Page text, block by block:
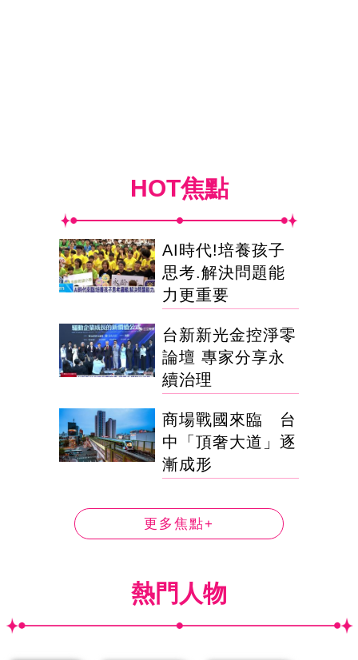
HOT焦點
AI時代!培養孩子
思考.解決問題能
力更重要
台新新光金控淨零
論壇 專家分享永
續治理
商場戰國來臨 台
中「頂奢大道」逐
漸成形
更多焦點+
熱門人物